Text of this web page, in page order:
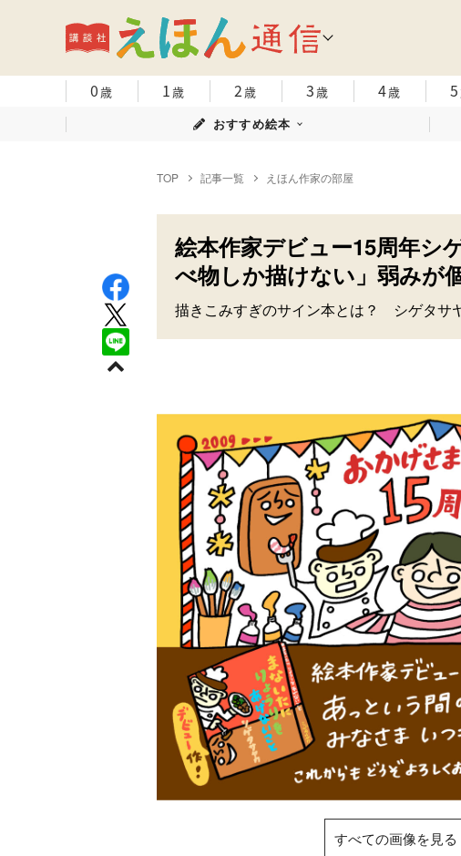
0歳 1歳 2歳 3歳 4歳 5
おすすめ絵本
TOP 記事一覧 えほん作家の部屋
絵本作家デビュー15周年
べ物しか描けない」弱みが
描きこみすぎのサイン本とは？ シゲタサ
すべての画像を見る